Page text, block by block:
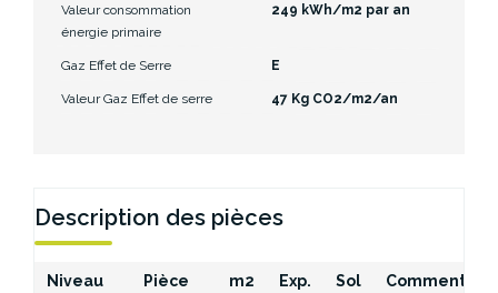
Valeur consommation
énergie primaire
249 kWh/m2 par an
Gaz Effet de Serre E
Valeur Gaz Effet de serre 47 Kg CO2/m2/an
Description des pièces
Niveau Pièce m2 Exp. Sol